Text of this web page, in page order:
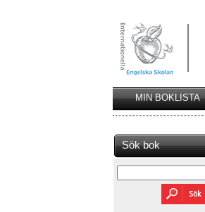
MIN BOKLISTA
Sök bok